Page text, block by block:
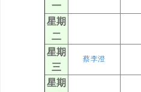
一
星期
二
星期
三
蔡李澄
星期